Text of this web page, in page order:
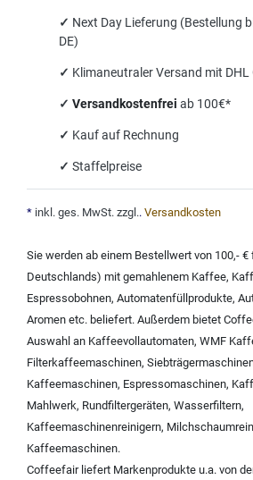
✓ Next Day Lieferung (Bestellung
DE)
✓ Klimaneutraler Versand mit DHL
✓ Versandkostenfrei ab 100€*
✓ Kauf auf Rechnung
✓ Staffelpreise
* inkl. ges. MwSt. zzgl.. Versandkosten
Sie werden ab einem Bestellwert von 100,-
Deutschlands) mit gemahlenem Kaffee,
Espressobohnen, Automatenfüllprodukte,
Aromen etc. beliefert. Außerdem bietet
Auswahl an Kaffeevollautomaten, WMF
Filterkaffeemaschinen,
Kaffeemaschinen, Espressomaschinen,
Mahlwerk, Rundfiltergeräten, Wasserfiltern,
Kaffeemaschinenreinigern,
Kaffeemaschinen.
Coffeefair liefert Markenprodukte u.a. von